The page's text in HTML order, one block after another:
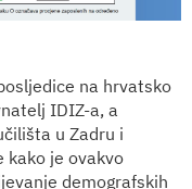
na hrvatsko
IDIZ-a, a
u Zadru i
kako je ovakvo
demografskih